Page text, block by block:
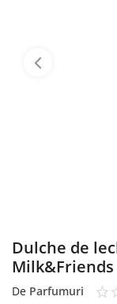
Dulche de
Milk&Friends
De Parfumuri